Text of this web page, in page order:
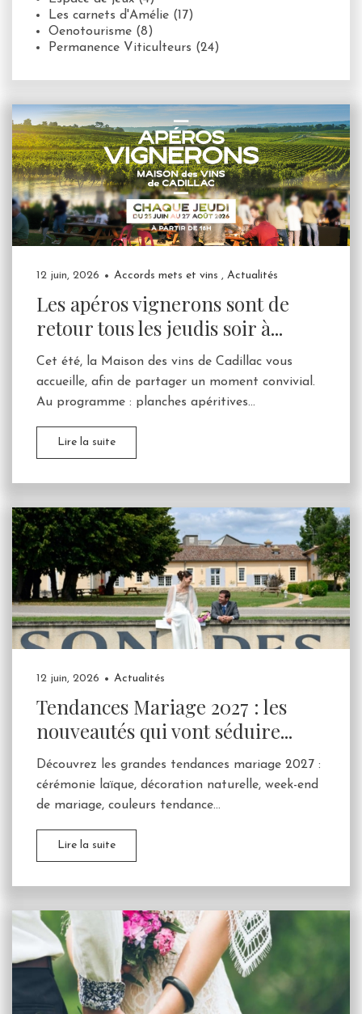
Les carnets d'Amélie (17)
Oenotourisme (8)
Permanence Viticulteurs (24)
12 juin, 2026 Accords mets et vins , Actualités
Les apéros vignerons sont de
retour tous les jeudis soir à...
Cet été, la Maison des vins de Cadillac vous
accueille, afin de partager un moment convivial.
Au programme : planches apéritives...
Lire la suite
12 juin, 2026 Actualités
Tendances Mariage 2027 : les
nouveautés qui vont séduire...
Découvrez les grandes tendances mariage 2027 :
cérémonie laïque, décoration naturelle, week-end
de mariage, couleurs tendance...
Lire la suite